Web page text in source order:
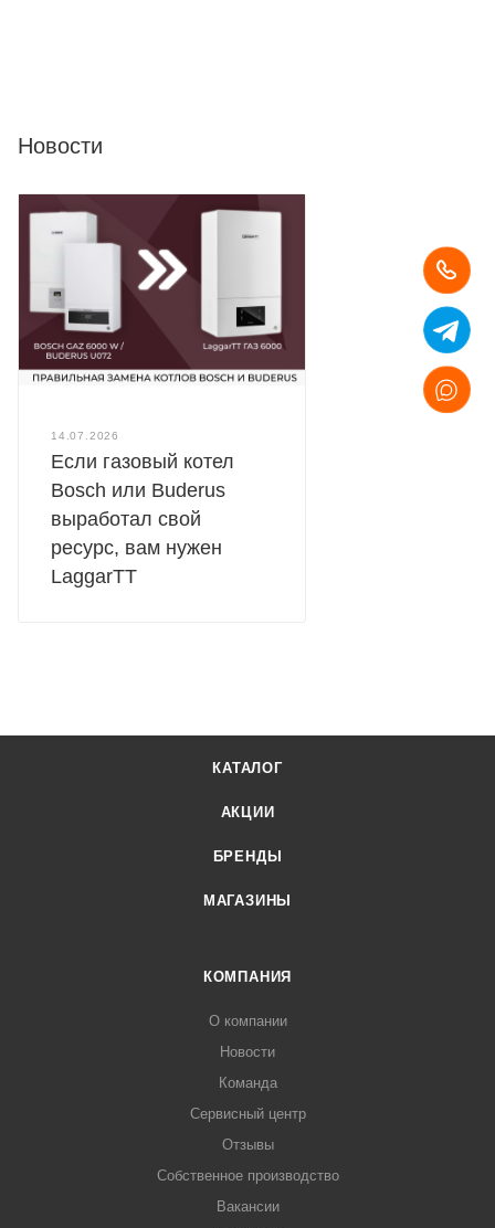
Новости
14.07.2026
Если газовый котел
Bosch или Buderus
выработал свой
ресурс, вам нужен
LaggarTT
КАТАЛОГ
АКЦИИ
БРЕНДЫ
МАГАЗИНЫ
КОМПАНИЯ
О компании
Новости
Команда
Сервисный центр
Отзывы
Собственное производство
Вакансии